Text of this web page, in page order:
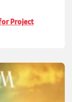
Project